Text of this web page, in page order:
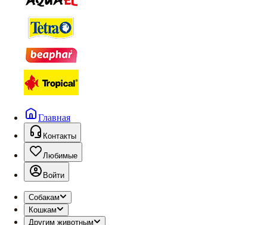
Главная
Контакты
Любимые
Войти
Собакам
Кошкам
Другим животным